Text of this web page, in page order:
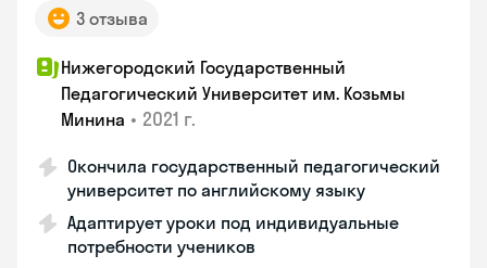
3 отзыва
Нижегородский Государственный
Педагогический Университет им. Козьмы
Минина • 2021 г.
Окончила государственный педагогический
университет по английскому языку
Адаптирует уроки под индивидуальные
потребности учеников